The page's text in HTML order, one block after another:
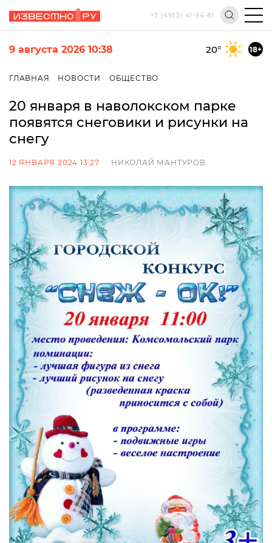
+7 (4932) 41-94-81
9 августа 2026 10:38 20° 18+
ГЛАВНАЯ НОВОСТИ ОБЩЕСТВО
20 января в наволокском парке
появятся снеговики и рисунки на
снегу
12 ЯНВАРЯ 2024 13:27 НИКОЛАЙ МАНТУРОВ